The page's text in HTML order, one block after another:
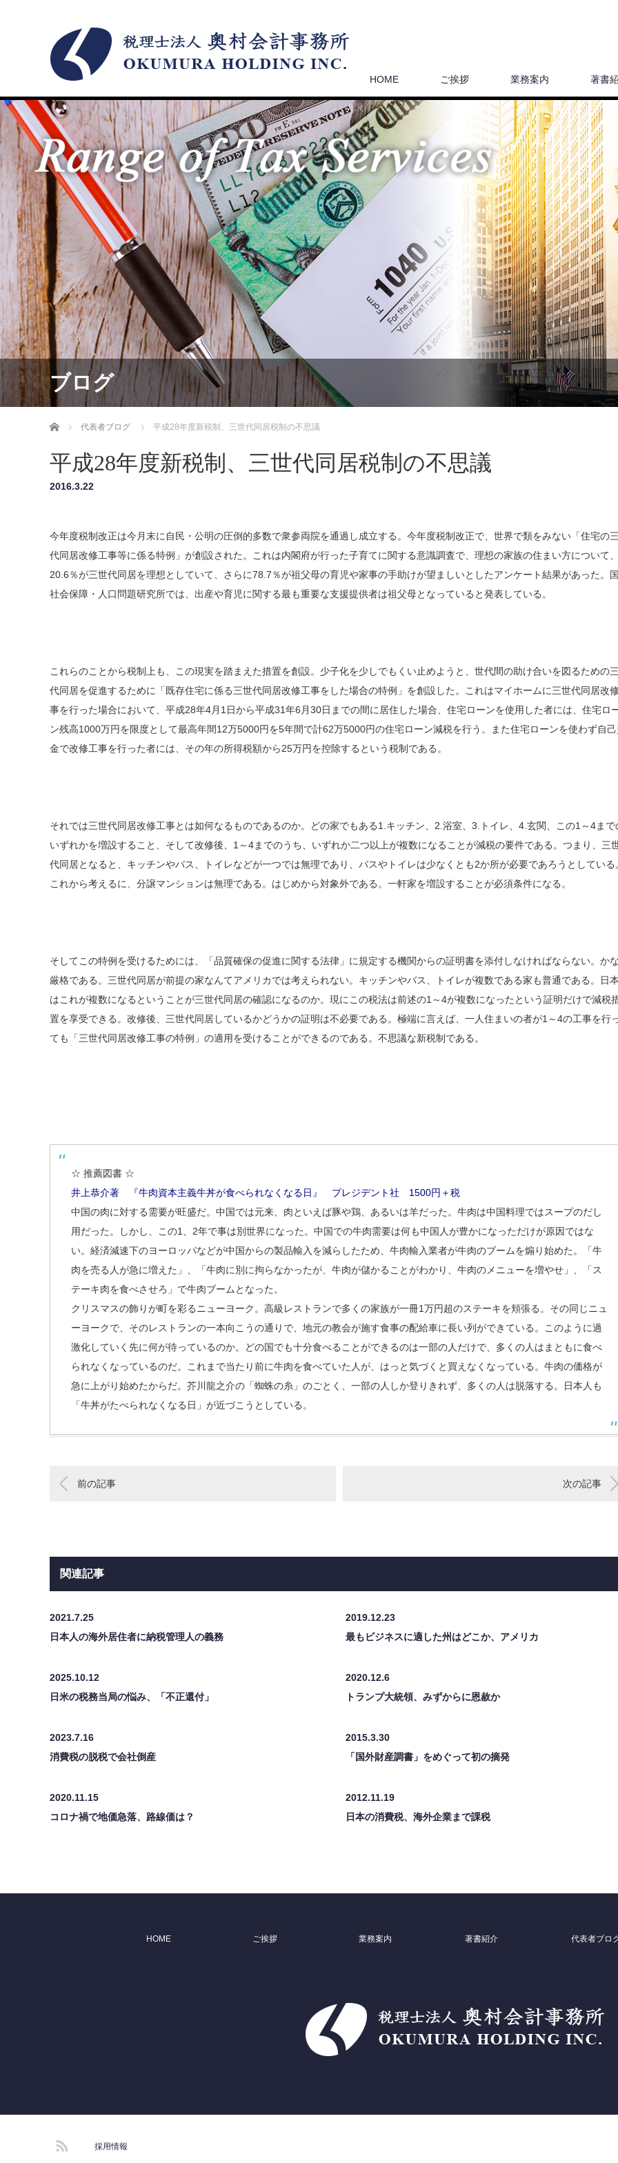
HOME ご挨拶 業務案内 著書
ブログ
ホーム 代表者ブログ 平成28年度新税制、三世代同居税制の不思議
平成28年度新税制、三世代同居税制の不思議
2016.3.22
今年度税制改正は今月末に自民・公明の圧倒的多数で衆参両院を通過し成立する。今年度税制改正で、世界で類をみない「住宅の
代同居改修工事等に係る特例」が創設された。これは内閣府が行った子育てに関する意識調査で、理想の家族の住まい方について、
20.6％が三世代同居を理想としていて、さらに78.7％が祖父母の育児や家事の手助けが望ましいとしたアンケート結果があった。
社会保障・人口問題研究所では、出産や育児に関する最も重要な支援提供者は祖父母となっていると発表している。
これらのことから税制上も、この現実を踏まえた措置を創設。少子化を少しでもくい止めようと、世代間の助け合いを図るための
代同居を促進するために「既存住宅に係る三世代同居改修工事をした場合の特例」を創設した。これはマイホームに三世代同居改
事を行った場合において、平成28年4月1日から平成31年6月30日までの間に居住した場合、住宅ローンを使用した者には、住宅ロ
ン残高1000万円を限度として最高年間12万5000円を5年間で計62万5000円の住宅ローン減税を行う。また住宅ローンを使わず自己
金で改修工事を行った者には、その年の所得税額から25万円を控除するという税制である。
それでは三世代同居改修工事とは如何なるものであるのか。どの家でもある1.キッチン、2.浴室、3.トイレ、4.玄関、この1～4まで
いずれかを増設すること、そして改修後、1～4までのうち、いずれか二つ以上が複数になることが減税の要件である。つまり、三
代同居となると、キッチンやバス、トイレなどが一つでは無理であり、バスやトイレは少なくとも2か所が必要であろうとしている
これから考えるに、分譲マンションは無理である。はじめから対象外である。一軒家を増設することが必須条件になる。
そしてこの特例を受けるためには、「品質確保の促進に関する法律」に規定する機関からの証明書を添付しなければならない。か
厳格である。三世代同居が前提の家なんてアメリカでは考えられない。キッチンやバス、トイレが複数である家も普通である。日
はこれが複数になるということが三世代同居の確認になるのか。現にこの税法は前述の1～4が複数になったという証明だけで減税
置を享受できる。改修後、三世代同居しているかどうかの証明は不必要である。極端に言えば、一人住まいの者が1～4の工事を行
ても「三世代同居改修工事の特例」の適用を受けることができるのである。不思議な新税制である。
☆ 推薦図書 ☆
井上恭介著 『牛肉資本主義牛丼が食べられなくなる日』 プレジデント社 1500円＋税
中国の肉に対する需要が旺盛だ。中国では元来、肉といえば豚や鶏、あるいは羊だった。牛肉は中国料理ではスープのだし
用だった。しかし、この1、2年で事は別世界になった。中国での牛肉需要は何も中国人が豊かになっただけが原因ではな
い。経済減速下のヨーロッパなどが中国からの製品輸入を減らしたため、牛肉輸入業者が牛肉のブームを煽り始めた。「牛
肉を売る人が急に増えた」、「牛肉に別に拘らなかったが、牛肉が儲かることがわかり、牛肉のメニューを増やせ」、「ス
テーキ肉を食べさせろ」で牛肉ブームとなった。
クリスマスの飾りが町を彩るニューヨーク。高級レストランで多くの家族が一冊1万円超のステーキを頬張る。その同じニュ
ーヨークで、そのレストランの一本向こうの通りで、地元の教会が施す食事の配給車に長い列ができている。このように過
激化していく先に何が待っているのか。どの国でも十分食べることができるのは一部の人だけで、多くの人はまともに食べ
られなくなっているのだ。これまで当たり前に牛肉を食べていた人が、はっと気づくと買えなくなっている。牛肉の価格が
急に上がり始めたからだ。芥川龍之介の「蜘蛛の糸」のごとく、一部の人しか登りきれず、多くの人は脱落する。日本人も
「牛丼がたべられなくなる日」が近づこうとしている。
前の記事 次の記事
関連記事
2021.7.25
日本人の海外居住者に納税管理人の義務
2019.12.23
最もビジネスに適した州はどこか、アメリカ
2025.10.12
日米の税務当局の悩み、「不正還付」
2020.12.6
トランプ大統領、みずからに恩赦か
2023.7.16
消費税の脱税で会社倒産
2015.3.30
「国外財産調書」をめぐって初の摘発
2020.11.15
コロナ禍で地価急落、路線価は？
2012.11.19
日本の消費税、海外企業まで課税
HOME ご挨拶 業務案内 著書紹介 代表者ブロ
採用情報